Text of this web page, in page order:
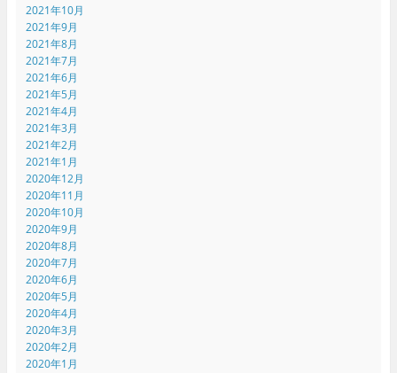
2021年10月
2021年9月
2021年8月
2021年7月
2021年6月
2021年5月
2021年4月
2021年3月
2021年2月
2021年1月
2020年12月
2020年11月
2020年10月
2020年9月
2020年8月
2020年7月
2020年6月
2020年5月
2020年4月
2020年3月
2020年2月
2020年1月